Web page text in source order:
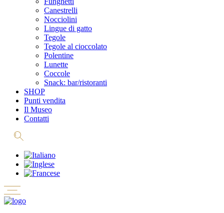
Canestrelli
Nocciolini
Lingue di gatto
Tegole
Tegole al cioccolato
Polentine
Lunette
Coccole
Snack: bar/ristoranti
SHOP
Punti vendita
Il Museo
Contatti